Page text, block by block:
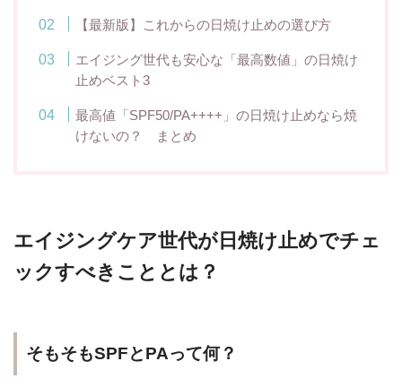
【最新版】これからの日焼け止めの選び方
エイジング世代も安心な「最高数値」の日焼け
止めベスト3
最高値「SPF50/PA++++」の日焼け止めなら焼
けないの？ まとめ
エイジングケア世代が日焼け止めでチェ
ックすべきこととは？
そもそもSPFとPAって何？